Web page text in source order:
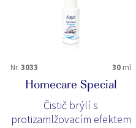
Nr. 3033 30 ml
Homecare Special
Čistič brýlí s
protizamlžovacím efektem